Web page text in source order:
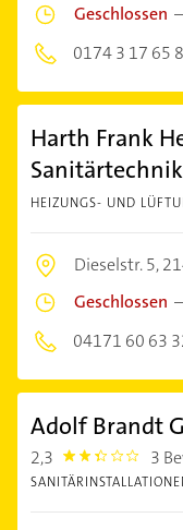
Geschlossen –
0174 3 17 65
Harth Frank
Sanitärtechnik
HEIZUNGS- UND
Dieselstr. 5,
Geschlossen –
04171 60 63
Adolf Brandt
2,3 2.3 3